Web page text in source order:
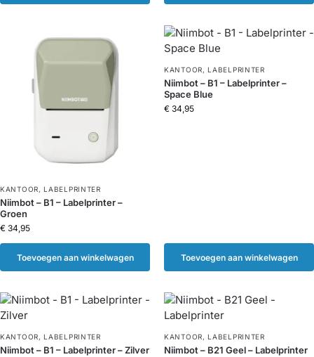
KANTOOR, LABELPRINTER
Niimbot – B1 – Labelprinter –
Groen
€ 34,95
Toevoegen aan winkelwagen
KANTOOR, LABELPRINTER
Niimbot – B1 – Labelprinter –
Space Blue
€ 34,95
Toevoegen aan winkelwagen
KANTOOR, LABELPRINTER
Niimbot – B1 – Labelprinter – Zilver
KANTOOR, LABELPRINTER
Niimbot – B21 Geel – Labelprinter